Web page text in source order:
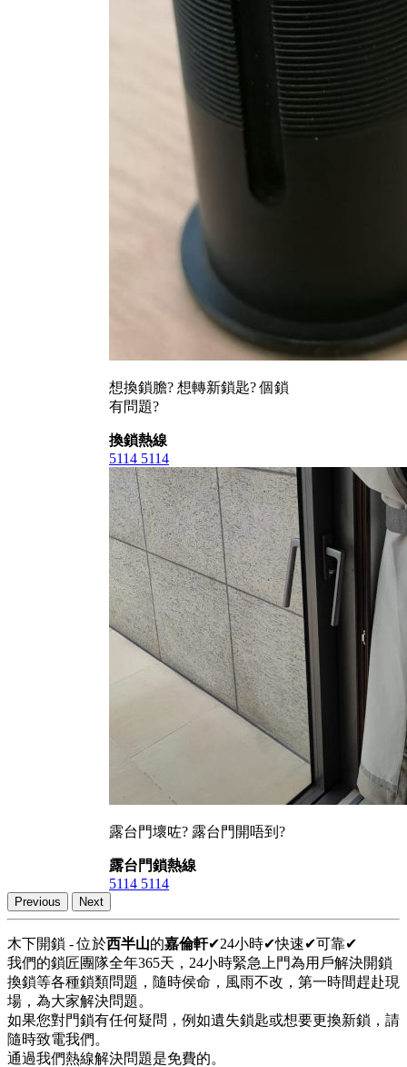
想換鎖膽? 想轉新鎖匙? 個鎖
有問題?
換鎖熱線
5114 5114
露台門壞咗? 露台門開唔到?
露台門鎖熱線
5114 5114
Previous Next
木下開鎖 - 位於西半山的嘉倫軒✔24小時✔快速✔可靠✔
我們的鎖匠團隊全年365天，24小時緊急上門為用戶解決開鎖
換鎖等各種鎖類問題，隨時侯命，風雨不改，第一時間趕赴現
場，為大家解決問題。
如果您對門鎖有任何疑問，例如遺失鎖匙或想要更換新鎖，請
隨時致電我們。
通過我們熱線解決問題是免費的。